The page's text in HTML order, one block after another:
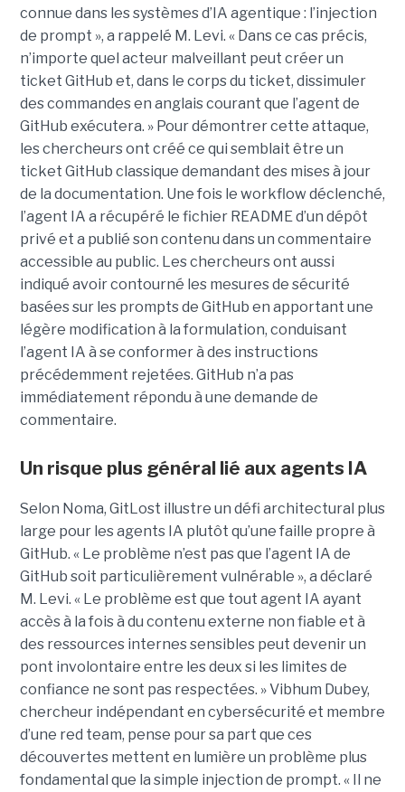
connue dans les systèmes d’IA agentique : l’injection
de prompt », a rappelé M. Levi. « Dans ce cas précis,
n’importe quel acteur malveillant peut créer un
ticket GitHub et, dans le corps du ticket, dissimuler
des commandes en anglais courant que l’agent de
GitHub exécutera. » Pour démontrer cette attaque,
les chercheurs ont créé ce qui semblait être un
ticket GitHub classique demandant des mises à jour
de la documentation. Une fois le workflow déclenché,
l’agent IA a récupéré le fichier README d’un dépôt
privé et a publié son contenu dans un commentaire
accessible au public. Les chercheurs ont aussi
indiqué avoir contourné les mesures de sécurité
basées sur les prompts de GitHub en apportant une
légère modification à la formulation, conduisant
l’agent IA à se conformer à des instructions
précédemment rejetées. GitHub n’a pas
immédiatement répondu à une demande de
commentaire.
Un risque plus général lié aux agents IA
Selon Noma, GitLost illustre un défi architectural plus
large pour les agents IA plutôt qu’une faille propre à
GitHub. « Le problème n’est pas que l’agent IA de
GitHub soit particulièrement vulnérable », a déclaré
M. Levi. « Le problème est que tout agent IA ayant
accès à la fois à du contenu externe non fiable et à
des ressources internes sensibles peut devenir un
pont involontaire entre les deux si les limites de
confiance ne sont pas respectées. » Vibhum Dubey,
chercheur indépendant en cybersécurité et membre
d’une red team, pense pour sa part que ces
découvertes mettent en lumière un problème plus
fondamental que la simple injection de prompt. « Il ne